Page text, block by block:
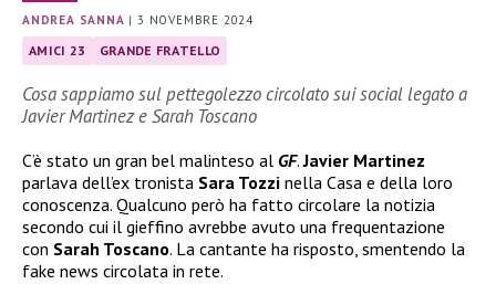
ANDREA SANNA |3 NOVEMBRE 2024
AMICI 23 GRANDE FRATELLO
Cosa sappiamo sul pettegolezzo circolato sui social legato a
Javier Martinez e Sarah Toscano
C’è stato un gran bel malinteso al GF.Javier Martinez
parlava dell’ex tronista Sara Tozzi nella Casa e della loro
conoscenza. Qualcuno però ha fatto circolare la notizia
secondo cui il gieffino avrebbe avuto una frequentazione
con Sarah Toscano. La cantante ha risposto, smentendo la
fake news circolata in rete.